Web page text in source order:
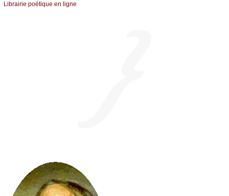
Librairiе pоétique en lignе